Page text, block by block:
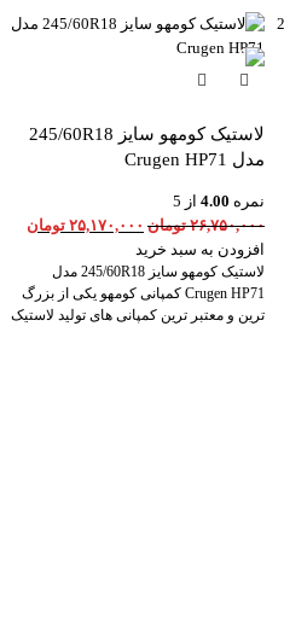
-6%
لاستیک کومهو سایز 245/60R18
مدل Crugen HP71
نمره 4.00 از 5
۲۶,۷۵۰,۰۰۰ تومان ۲۵,۱۷۰,۰۰۰ تومان
افزودن به سبد خرید
لاستیک کومهو سایز 245/60R18 مدل
Crugen HP71 کمپانی کومهو یکی از بزرگ
ترین و معتبر ترین کمپانی های تولید لاستیک